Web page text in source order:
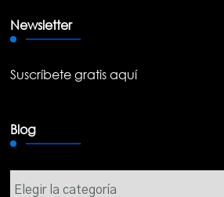
Newsletter
Suscríbete gratis aquí
Blog